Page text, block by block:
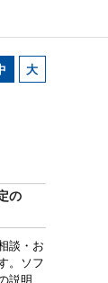
の
談・お
。ソフ
説明